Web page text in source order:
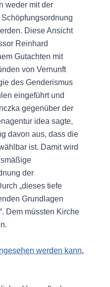
weder mit der
Diese Ansicht
Reinhard
Gutachten mit
von Vernunft
des Genderismus
eingeführt und
gegenüber der
idea sagte,
davon aus, dass die
ist. Damit wird
der
„dieses tiefe
Grundlagen
Dem müssten Kirche
werden kann,